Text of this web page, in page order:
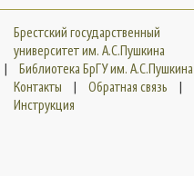
Брестский государственный
университет им. А.С.Пушкина
|
Библиотека БрГУ им. А.С.Пушкина
Контакты
| Обратная связь
|
Инструкция